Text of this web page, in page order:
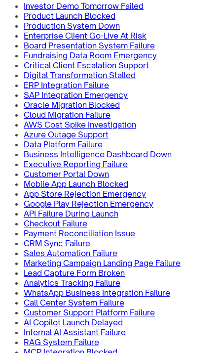
Investor Demo Tomorrow Failed
Product Launch Blocked
Production System Down
Enterprise Client Go-Live At Risk
Board Presentation System Failure
Fundraising Data Room Emergency
Critical Client Escalation Support
Digital Transformation Stalled
ERP Integration Failure
SAP Integration Emergency
Oracle Migration Blocked
Cloud Migration Failure
AWS Cost Spike Investigation
Azure Outage Support
Data Platform Failure
Business Intelligence Dashboard Down
Executive Reporting Failure
Customer Portal Down
Mobile App Launch Blocked
App Store Rejection Emergency
Google Play Rejection Emergency
API Failure During Launch
Checkout Failure
Payment Reconciliation Issue
CRM Sync Failure
Sales Automation Failure
Marketing Campaign Landing Page Failure
Lead Capture Form Broken
Analytics Tracking Failure
WhatsApp Business Integration Failure
Call Center System Failure
Customer Support Platform Failure
AI Copilot Launch Delayed
Internal AI Assistant Failure
RAG System Failure